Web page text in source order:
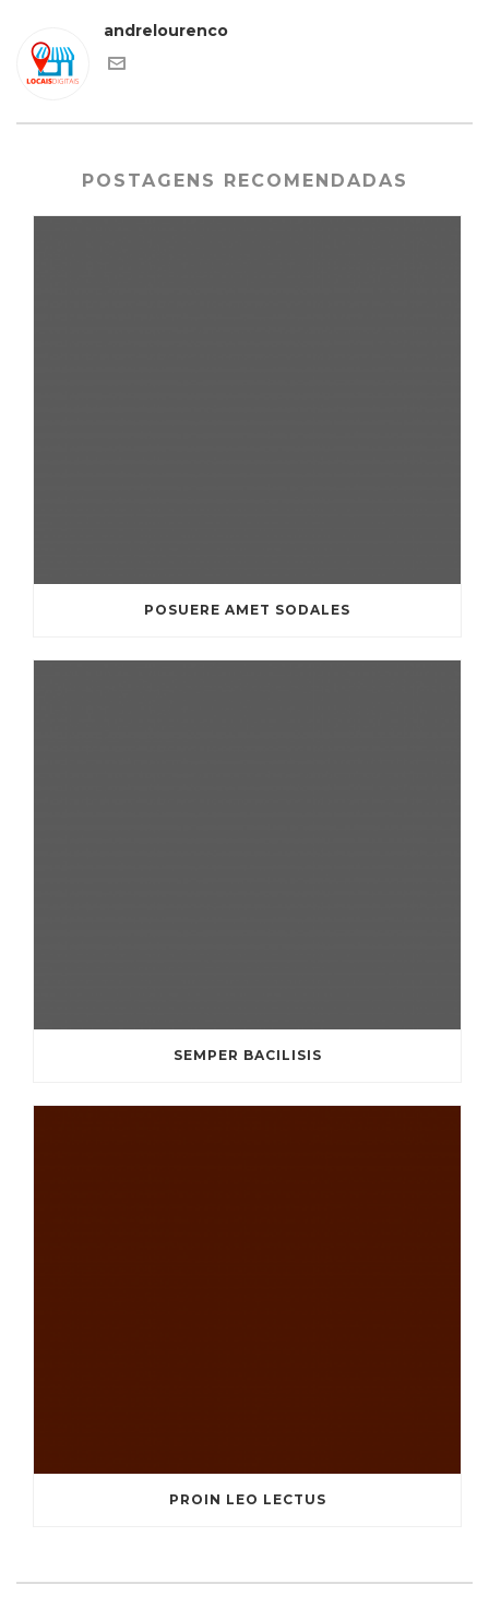
andrelourenco
POSTAGENS RECOMENDADAS
POSUERE AMET SODALES
SEMPER BACILISIS
PROIN LEO LECTUS